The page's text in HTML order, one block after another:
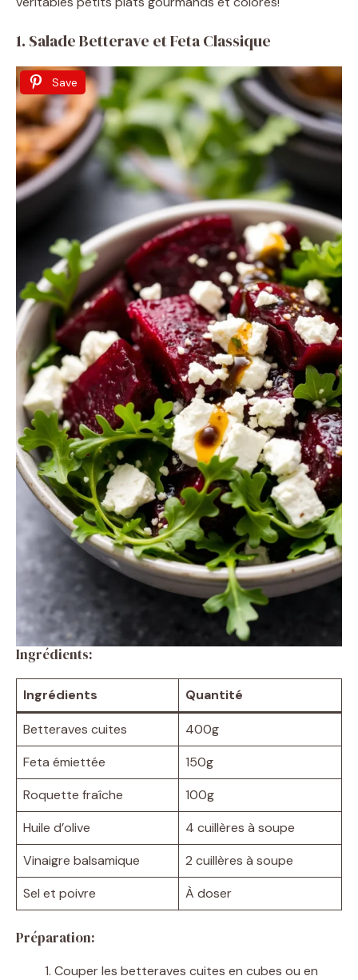
V
i
d
e
o
1. Salade Betterave et Feta Classique
Save
Ingrédients:
Ingrédients Quantité
Betteraves cuites
400g
Feta émiettée
150g
Roquette fraîche
100g
Huile d’olive
4 cuillères à soupe
Vinaigre balsamique
2 cuillères à soupe
Sel et poivre
À doser
Préparation:
Couper les betteraves cuites en cubes ou en